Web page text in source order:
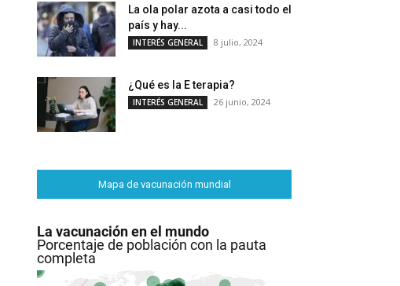
La ola polar azota a casi todo el
país y hay...
INTERÉS GENERAL 8 julio, 2024
¿Qué es la E terapia?
INTERÉS GENERAL 26 junio, 2024
Mapa de vacunación mundial